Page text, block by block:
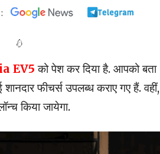
EV5 को पेश कर दिया है. आपको बता
फीचर्स उपलब्ध कराए गए हैं. वहीं,
किया जायेगा.